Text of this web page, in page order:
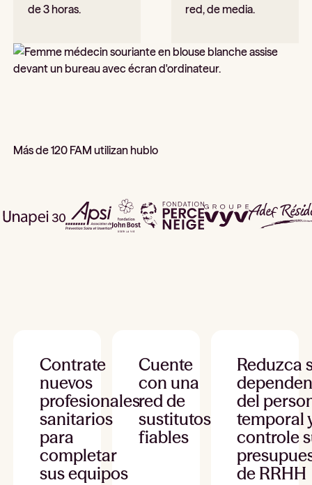
de 3 horas.
red, de media.
Más de 120 FAM utilizan hublo
Contrate
nuevos
profesionales
sanitarios
para
completar
sus equipos
Cuente
con una
red de
sustitutos
fiables
Reduzca
del
temporal
controle
de RRHH